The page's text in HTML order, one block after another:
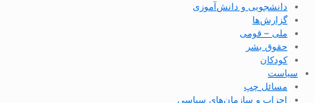
دانشجویی و دانش‌آموزی
گزارش‌ها
ملی – قومی
حقوق بشر
کودکان
سیاست
مسائل چپ
احزاب و سازمان‌های سیاسی